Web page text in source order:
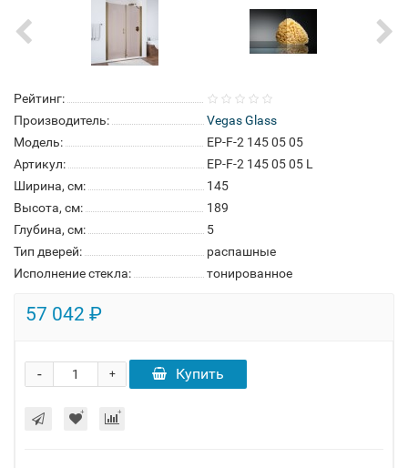
Рейтинг:
Производитель:
Vegas Glass
Модель:
EP-F-2 145 05 05
Артикул:
EP-F-2 145 05 05 L
Ширина, см:
145
Высота, см:
189
Глубина, см:
5
Тип дверей:
распашные
Исполнение стекла:
тонированное
57 042 ₽
+
- Купить